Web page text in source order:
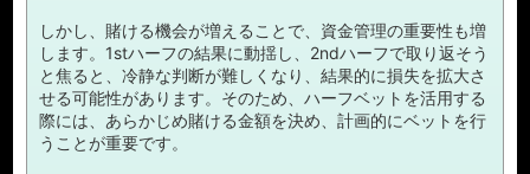
しかし、賭ける機会が増えることで、資金管理の重要性も増
します。1stハーフの結果に動揺し、2ndハーフで取り返そう
と焦ると、冷静な判断が難しくなり、結果的に損失を拡大さ
せる可能性があります。そのため、ハーフベットを活用する
際には、あらかじめ賭ける金額を決め、計画的にベットを行
うことが重要です。